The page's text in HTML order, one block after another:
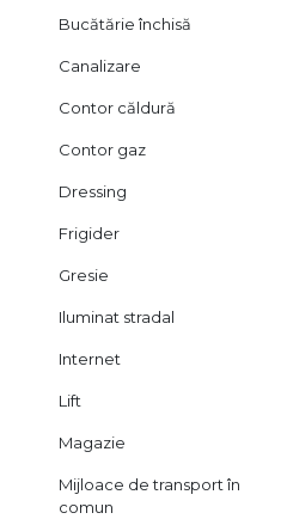
Bucătărie închisă
Canalizare
Contor căldură
Contor gaz
Dressing
Frigider
Gresie
Iluminat stradal
Internet
Lift
Magazie
Mijloace de transport în
comun